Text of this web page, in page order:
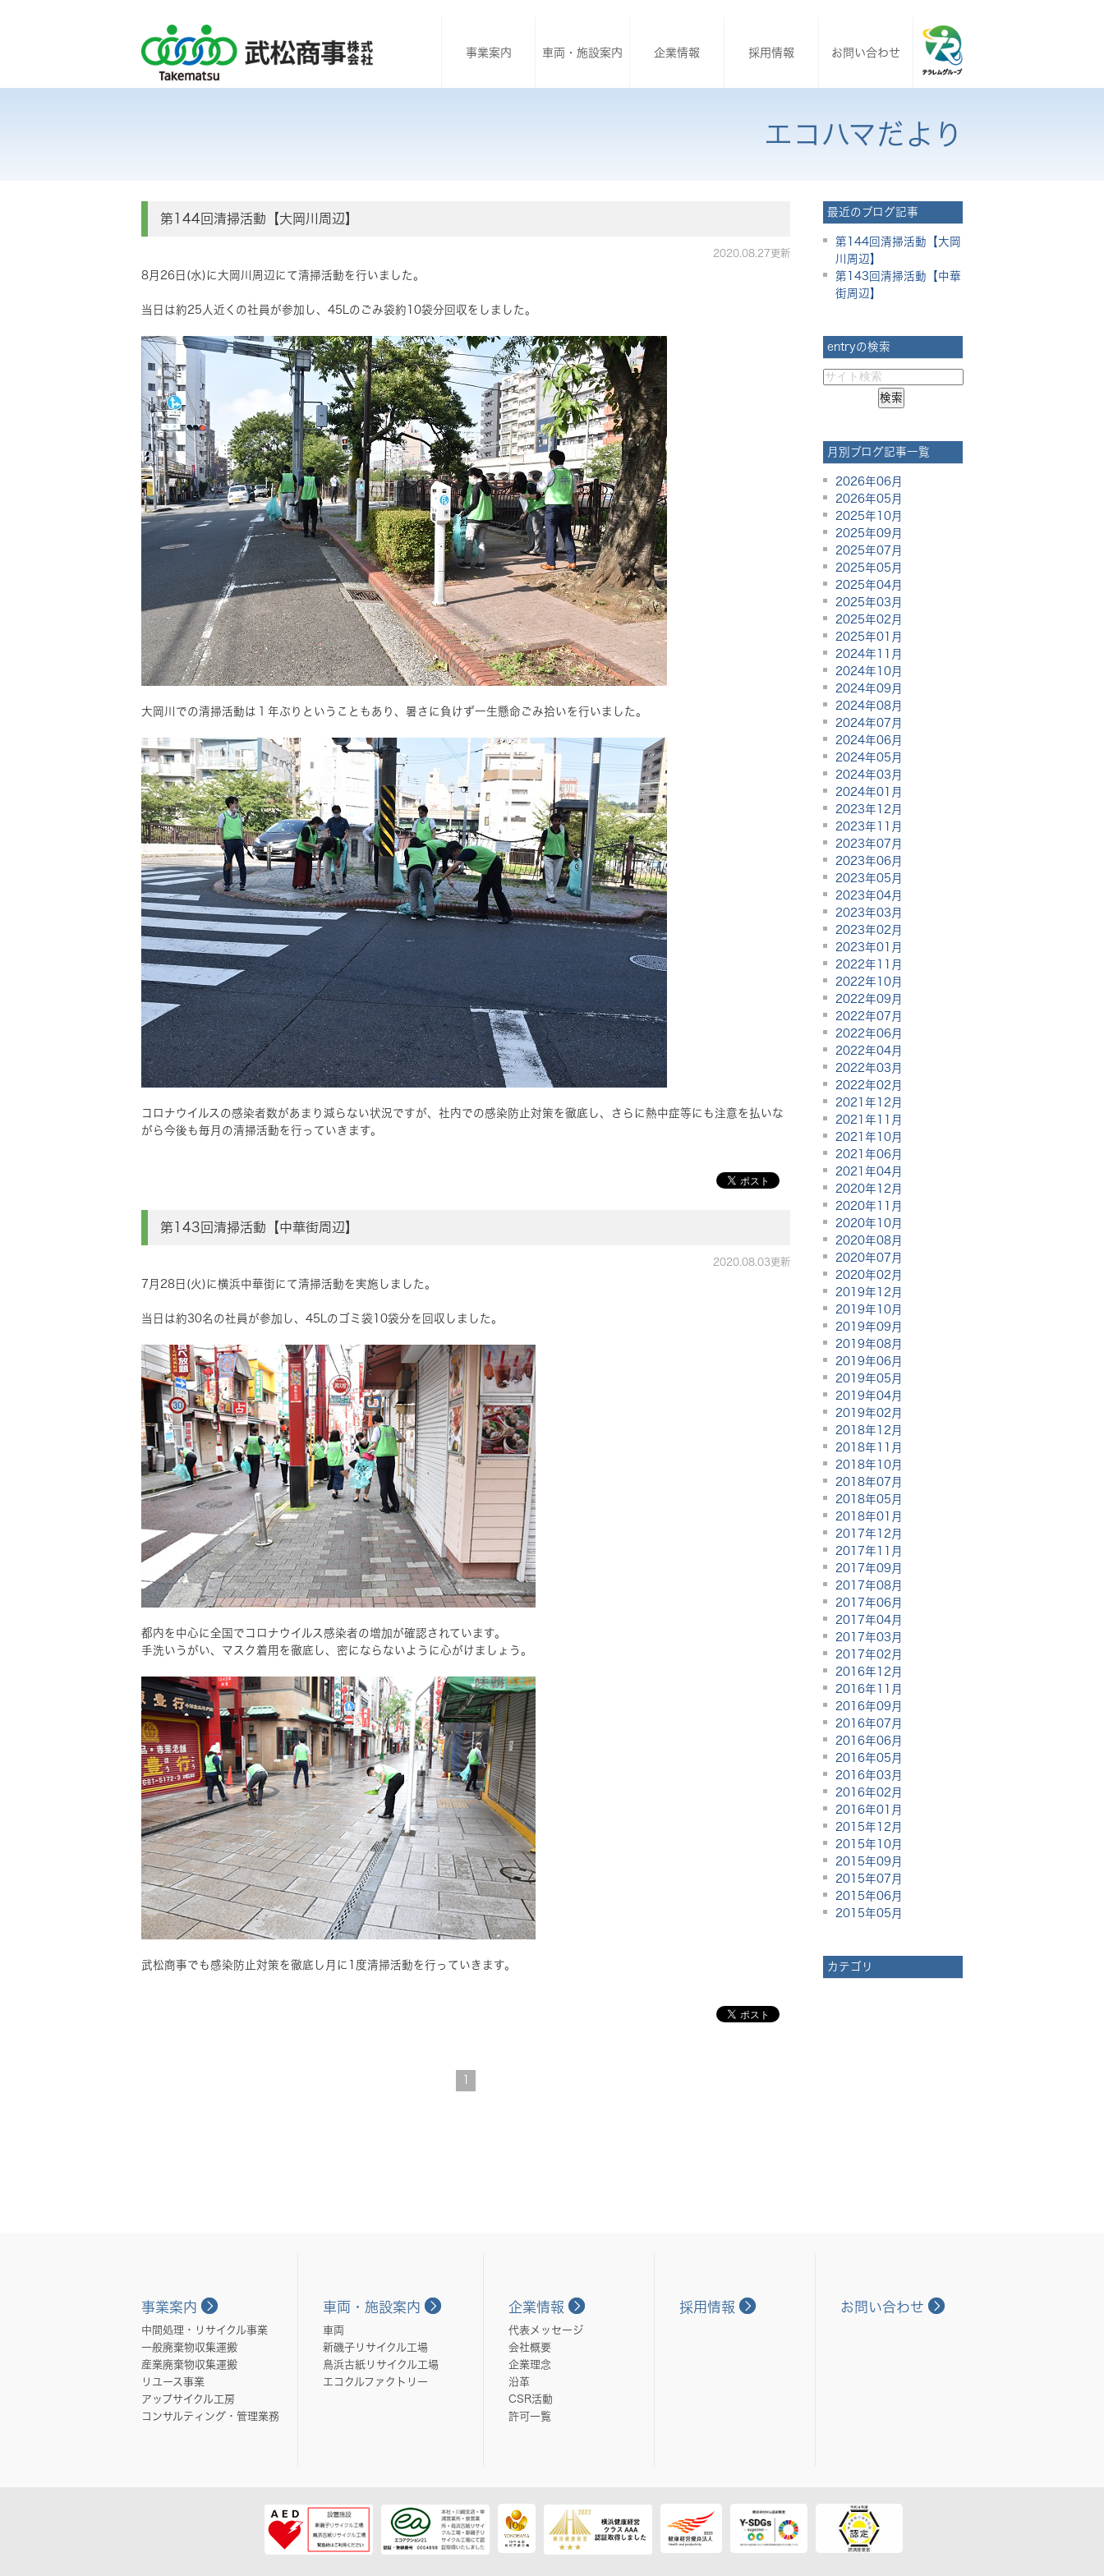
事業案内 車両・施設案内 企業情報 採用情報 お問い合わせ
エコハマだより
第144回清掃活動【大岡川周辺】
2020.08.27更新
8月26日(水)に大岡川周辺にて清掃活動を行いました。
当日は約25人近くの社員が参加し、45Lのごみ袋約10袋分回収をしました。
大岡川での清掃活動は１年ぶりということもあり、暑さに負けず一生懸命ごみ拾いを行いました。
コロナウイルスの感染者数があまり減らない状況ですが、社内での感染防止対策を徹底し、さらに熱中症等にも注意を払いな
がら今後も毎月の清掃活動を行っていきます。
第143回清掃活動【中華街周辺】
2020.08.03更新
7月28日(火)に横浜中華街にて清掃活動を実施しました。
当日は約30名の社員が参加し、45Lのゴミ袋10袋分を回収しました。
都内を中心に全国でコロナウイルス感染者の増加が確認されています。
手洗いうがい、マスク着用を徹底し、密にならないように心がけましょう。
武松商事でも感染防止対策を徹底し月に1度清掃活動を行っていきます。
最近のブログ記事
第144回清掃活動【大岡
川周辺】
第143回清掃活動【中華
街周辺】
entryの検索
月別ブログ記事一覧
2026年06月
2026年05月
2025年10月
2025年09月
2025年07月
2025年05月
2025年04月
2025年03月
2025年02月
2025年01月
2024年11月
2024年10月
2024年09月
2024年08月
2024年07月
2024年06月
2024年05月
2024年03月
2024年01月
2023年12月
2023年11月
2023年07月
2023年06月
2023年05月
2023年04月
2023年03月
2023年02月
2023年01月
2022年11月
2022年10月
2022年09月
2022年07月
2022年06月
2022年04月
2022年03月
2022年02月
2021年12月
2021年11月
2021年10月
2021年06月
2021年04月
2020年12月
2020年11月
2020年10月
2020年08月
2020年07月
2020年02月
2019年12月
2019年10月
2019年09月
2019年08月
2019年06月
2019年05月
2019年04月
2019年02月
2018年12月
2018年11月
2018年10月
2018年07月
2018年05月
2018年01月
2017年12月
2017年11月
2017年09月
2017年08月
2017年06月
2017年04月
2017年03月
2017年02月
2016年12月
2016年11月
2016年09月
2016年07月
2016年06月
2016年05月
2016年03月
2016年02月
2016年01月
2015年12月
2015年10月
2015年09月
2015年07月
2015年06月
2015年05月
カテゴリ
事業案内
中間処理・リサイクル事業
一般廃棄物収集運搬
産業廃棄物収集運搬
リユース事業
アップサイクル工房
コンサルティング・管理業務
車両・施設案内
車両
新磯子リサイクル工場
鳥浜古紙リサイクル工場
エコクルファクトリー
企業情報
代表メッセージ
会社概要
企業理念
沿革
CSR活動
許可一覧
採用情報 お問い合わせ